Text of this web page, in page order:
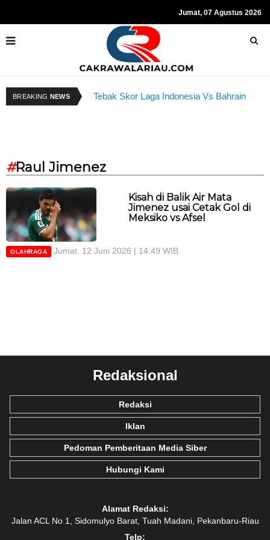
Jumat, 07 Agustus 2026
BREAKING NEWS
Tebak Skor Laga Indonesia Vs Bahrain
#Raul Jimenez
Kisah di Balik Air Mata
Jimenez usai Cetak Gol di
Meksiko vs Afsel
OLAHRAGA Jumat, 12 Juni 2026 | 14:49 WIB
Redaksional
Redaksi
Iklan
Pedoman Pemberitaan Media Siber
Hubungi Kami
Alamat Redaksi:
Jalan ACL No 1, Sidomulyo Barat, Tuah Madani, Pekanbaru-Riau
Telp: